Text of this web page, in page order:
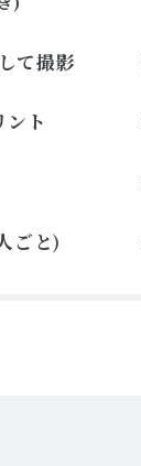
て撮影
ント
ごと)